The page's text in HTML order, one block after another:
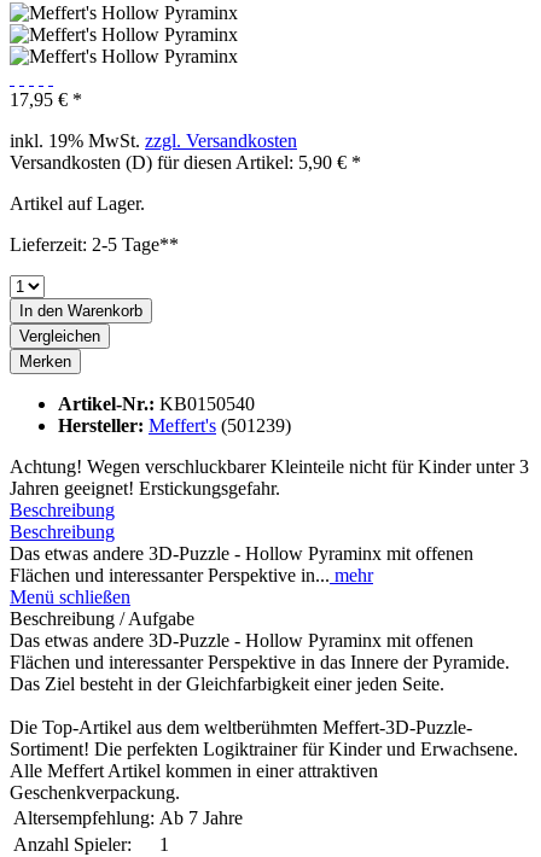
17,95 € *
inkl. 19% MwSt. zzgl. Versandkosten
Versandkosten (D) für diesen Artikel: 5,90 € *
Artikel auf Lager.
Lieferzeit: 2-5 Tage**
In den Warenkorb
Vergleichen
Merken
Artikel-Nr.: KB0150540
Hersteller: Meffert's (501239)
Achtung! Wegen verschluckbarer Kleinteile nicht für Kinder unter 3
Jahren geeignet! Erstickungsgefahr.
Beschreibung
Beschreibung
Das etwas andere 3D-Puzzle - Hollow Pyraminx mit offenen
Flächen und interessanter Perspektive in... mehr
Menü schließen
Beschreibung / Aufgabe
Das etwas andere 3D-Puzzle - Hollow Pyraminx mit offenen
Flächen und interessanter Perspektive in das Innere der Pyramide.
Das Ziel besteht in der Gleichfarbigkeit einer jeden Seite.
Die Top-Artikel aus dem weltberühmten Meffert-3D-Puzzle-
Sortiment! Die perfekten Logiktrainer für Kinder und Erwachsene.
Alle Meffert Artikel kommen in einer attraktiven
Geschenkverpackung.
Altersempfehlung: Ab 7 Jahre
Anzahl Spieler:
1